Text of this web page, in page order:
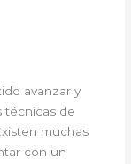
avanzar y
técnicas de
muchas
con un